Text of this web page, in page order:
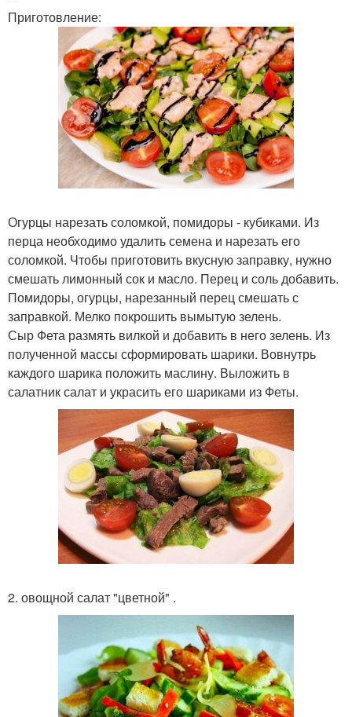
Приготовление:
Огурцы нарезать соломкой, помидоры - кубиками. Из
перца необходимо удалить семена и нарезать его
соломкой. Чтобы приготовить вкусную заправку, нужно
смешать лимонный сок и масло. Перец и соль добавить.
Помидоры, огурцы, нарезанный перец смешать с
заправкой. Мелко покрошить вымытую зелень.
Сыр Фета размять вилкой и добавить в него зелень. Из
полученной массы сформировать шарики. Вовнутрь
каждого шарика положить маслину. Выложить в
салатник салат и украсить его шариками из Феты.
2. овощной салат "цветной" .